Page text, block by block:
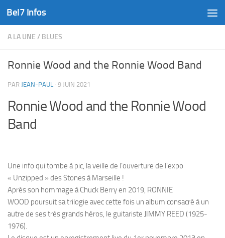
Skip to content
Bel7 Infos
A LA UNE / BLUES
Ronnie Wood and the Ronnie Wood Band
PAR JEAN-PAUL · 9 JUIN 2021
Ronnie Wood and the Ronnie Wood
Band
Une info qui tombe à pic, la veille de l’ouverture de l’expo
« Unzipped » des Stones à Marseille !
Après son hommage à Chuck Berry en 2019, RONNIE
WOOD poursuit sa trilogie avec cette fois un album consacré à un
autre de ses très grands héros, le guitariste JIMMY REED (1925-
1976).